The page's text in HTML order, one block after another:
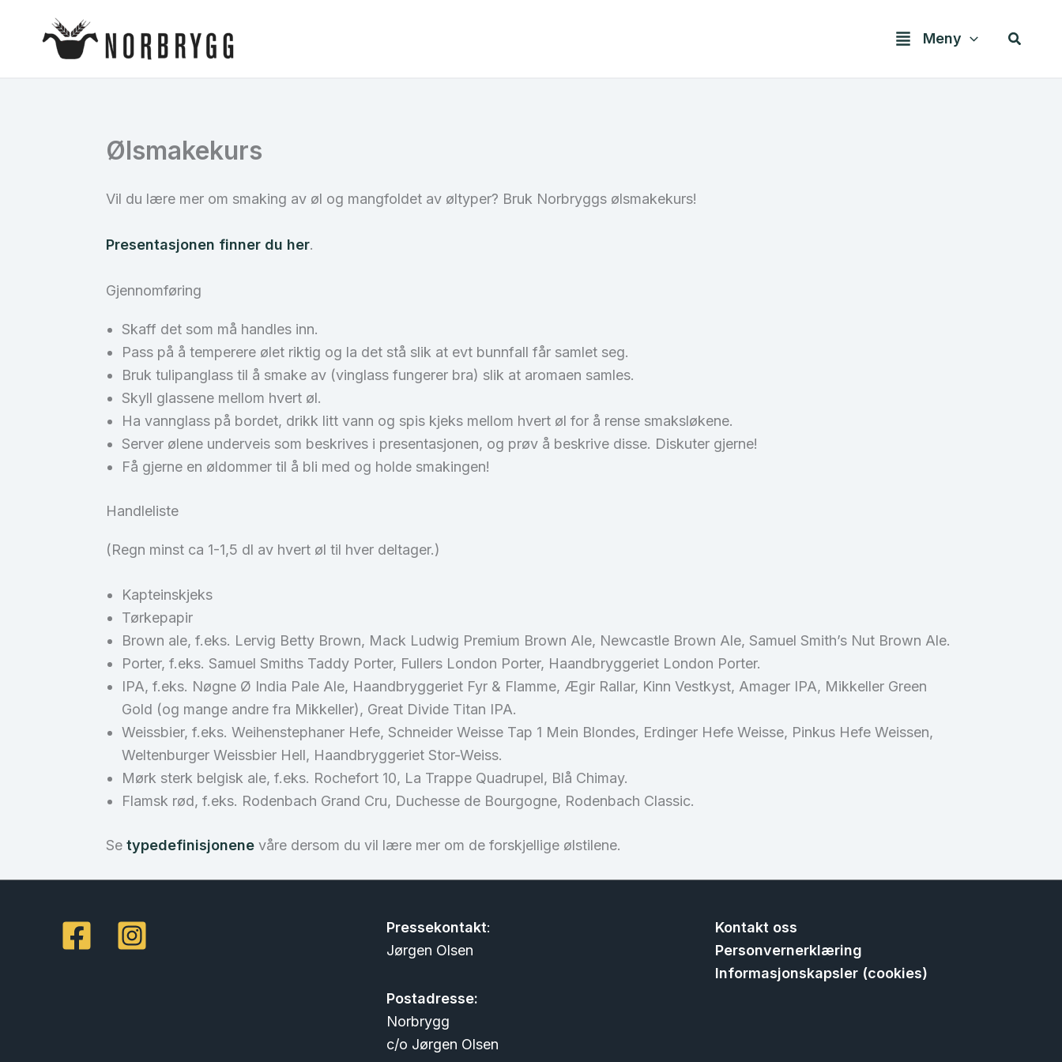
Meny Søk
Ølsmakekurs
Vil du lære mer om smaking av øl og mangfoldet av øltyper? Bruk Norbryggs ølsmakekurs!
Presentasjonen finner du her.
Gjennomføring
Skaff det som må handles inn.
Pass på å temperere ølet riktig og la det stå slik at evt bunnfall får samlet seg.
Bruk tulipanglass til å smake av (vinglass fungerer bra) slik at aromaen samles.
Skyll glassene mellom hvert øl.
Ha vannglass på bordet, drikk litt vann og spis kjeks mellom hvert øl for å rense smaksløkene.
Server ølene underveis som beskrives i presentasjonen, og prøv å beskrive disse. Diskuter gjerne!
Få gjerne en øldommer til å bli med og holde smakingen!
Handleliste
(Regn minst ca 1-1,5 dl av hvert øl til hver deltager.)
Kapteinskjeks
Tørkepapir
Brown ale, f.eks. Lervig Betty Brown, Mack Ludwig Premium Brown Ale, Newcastle Brown Ale, Samuel Smith’s Nut Brown Ale.
Porter, f.eks. Samuel Smiths Taddy Porter, Fullers London Porter, Haandbryggeriet London Porter.
IPA, f.eks. Nøgne Ø India Pale Ale, Haandbryggeriet Fyr & Flamme, Ægir Rallar, Kinn Vestkyst, Amager IPA, Mikkeller Green
Gold (og mange andre fra Mikkeller), Great Divide Titan IPA.
Weissbier, f.eks. Weihenstephaner Hefe, Schneider Weisse Tap 1 Mein Blondes, Erdinger Hefe Weisse, Pinkus Hefe Weissen,
Weltenburger Weissbier Hell, Haandbryggeriet Stor-Weiss.
Mørk sterk belgisk ale, f.eks. Rochefort 10, La Trappe Quadrupel, Blå Chimay.
Flamsk rød, f.eks. Rodenbach Grand Cru, Duchesse de Bourgogne, Rodenbach Classic.
Setypedefinisjonene våre dersom du vil lære mer om de forskjellige ølstilene.
Pressekontakt:
Jørgen Olsen
Postadresse:
Norbrygg
c/o Jørgen Olsen
Kontakt oss
Personvernerklæring
Informasjonskapsler (cookies)